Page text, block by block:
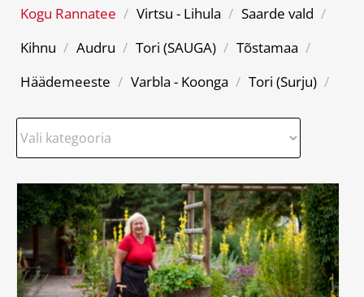
Kogu Rannatee / Virtsu - Lihula / Saarde vald /
Kihnu / Audru / Tori (SAUGA) / Tõstamaa /
Häädemeeste / Varbla - Koonga / Tori (Surju) /